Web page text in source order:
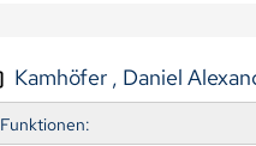
Kamhöfer , Daniel
Funktionen: